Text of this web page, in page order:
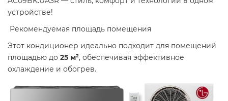
устройстве!
​ Рекомендуемая площадь помещения
Этот кондиционер идеально подходит для помещений
площадью до 25 м², обеспечивая эффективное
охлаждение и обогрев. ​